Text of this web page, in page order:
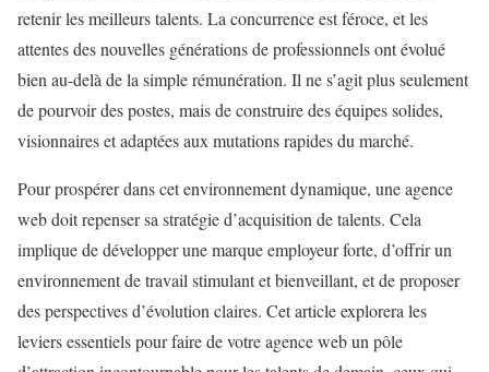
retenir les meilleurs talents. La concurrence est féroce, et les
attentes des nouvelles générations de professionnels ont évolué
bien au-delà de la simple rémunération. Il ne s’agit plus seulement
de pourvoir des postes, mais de construire des équipes solides,
visionnaires et adaptées aux mutations rapides du marché.
Pour prospérer dans cet environnement dynamique, une agence
web doit repenser sa stratégie d’acquisition de talents. Cela
implique de développer une marque employeur forte, d’offrir un
environnement de travail stimulant et bienveillant, et de proposer
des perspectives d’évolution claires. Cet article explorera les
leviers essentiels pour faire de votre agence web un pôle